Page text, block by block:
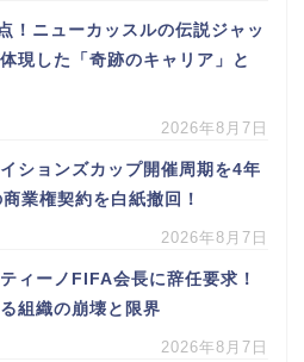
！ニューカッスルの伝説ジャッ
現した「奇跡のキャリア」と
2026年8月7日
ションズカップ開催周期を4年
業権契約を白紙撤回！
2026年8月7日
ィーノFIFA会長に辞任要求！
組織の崩壊と限界
2026年8月7日